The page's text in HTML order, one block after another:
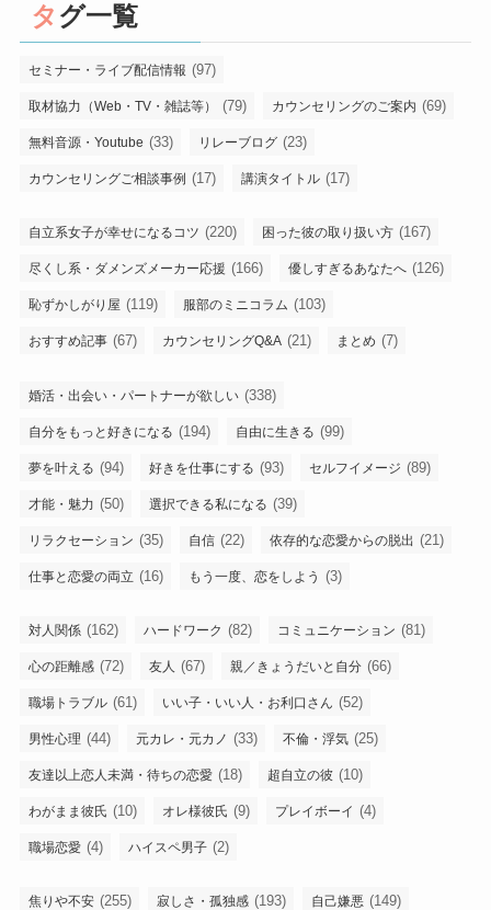
タグ一覧
セミナー・ライブ配信情報 (97)
取材協力（Web・TV・雑誌等） (79) カウンセリングのご案内 (69)
無料音源・Youtube (33) リレーブログ (23)
カウンセリングご相談事例 (17) 講演タイトル (17)
自立系女子が幸せになるコツ (220) 困った彼の取り扱い方 (167)
尽くし系・ダメンズメーカー応援 (166) 優しすぎるあなたへ (126)
恥ずかしがり屋 (119) 服部のミニコラム (103)
おすすめ記事 (67) カウンセリングQ&A (21) まとめ (7)
婚活・出会い・パートナーが欲しい (338)
自分をもっと好きになる (194) 自由に生きる (99)
夢を叶える (94) 好きを仕事にする (93) セルフイメージ (89)
才能・魅力 (50) 選択できる私になる (39)
リラクセーション (35) 自信 (22) 依存的な恋愛からの脱出 (21)
仕事と恋愛の両立 (16) もう一度、恋をしよう (3)
対人関係 (162) ハードワーク (82) コミュニケーション (81)
心の距離感 (72) 友人 (67) 親／きょうだいと自分 (66)
職場トラブル (61) いい子・いい人・お利口さん (52)
男性心理 (44) 元カレ・元カノ (33) 不倫・浮気 (25)
友達以上恋人未満・待ちの恋愛 (18) 超自立の彼 (10)
わがまま彼氏 (10) オレ様彼氏 (9) プレイボーイ (4)
職場恋愛 (4) ハイスペ男子 (2)
焦りや不安 (255) 寂しさ・孤独感 (193) 自己嫌悪 (149)